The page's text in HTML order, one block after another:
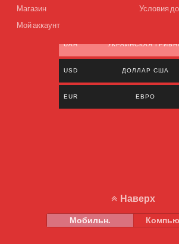
Магазин
Мой аккаунт
Условия
UAH УКРАИНСКАЯ
USD ДОЛЛАР США
EUR ЕВРО
Наверх
Мобильн.